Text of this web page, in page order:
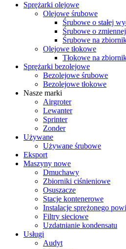
Sprężarki olejowe
Olejowe śrubowe
Śrubowe o stałej
Śrubowe o
Śrubowe na
Olejowe tłokowe
Tłokowe na
Sprężarki bezolejowe
Bezolejowe śrubowe
Bezolejowe tłokowe
Nasze marki
Airgroter
Lewanter
Sprinter
Zonder
Używane
Używane śrubowe
Eksport
Maszyny nowe
Dmuchawy
Zbiorniki ciśnieniowe
Osuszacze
Stacje kontenerowe
Instalacje sprężonego
Filtry sieciowe
Uzdatnianie kondensatu
Usługi
Audyt